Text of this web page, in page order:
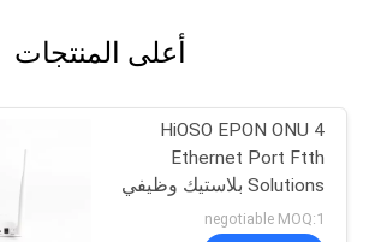
أعلى المنتجات
HiOSO EPON ONU 4
Ethernet Port Ftth
Solutions بلاستيك وظيفي
ONT متوافق
negotiable MOQ:1